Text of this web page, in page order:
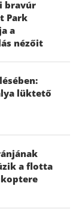
bravúr
Park
a
nézőit
lüktető
a flotta